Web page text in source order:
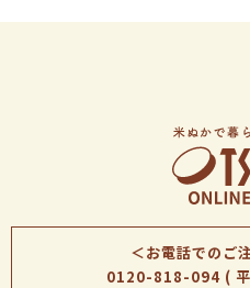
＜お電話でのご
0120-818-094( 平